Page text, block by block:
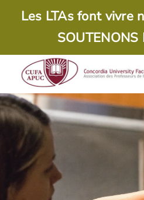
Les LTAs font vivre
SOUTENONS
À